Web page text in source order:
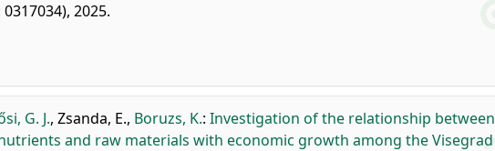
2025.
G. J., Zsanda, E., Boruzs, K.: Investigation of the relationship between
and raw materials with economic growth among the Visegrad